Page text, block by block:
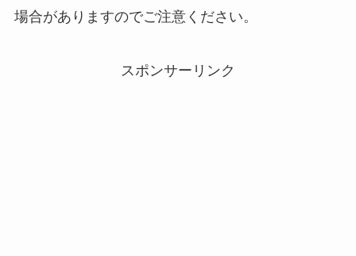
場合がありますのでご注意ください。
スポンサーリンク